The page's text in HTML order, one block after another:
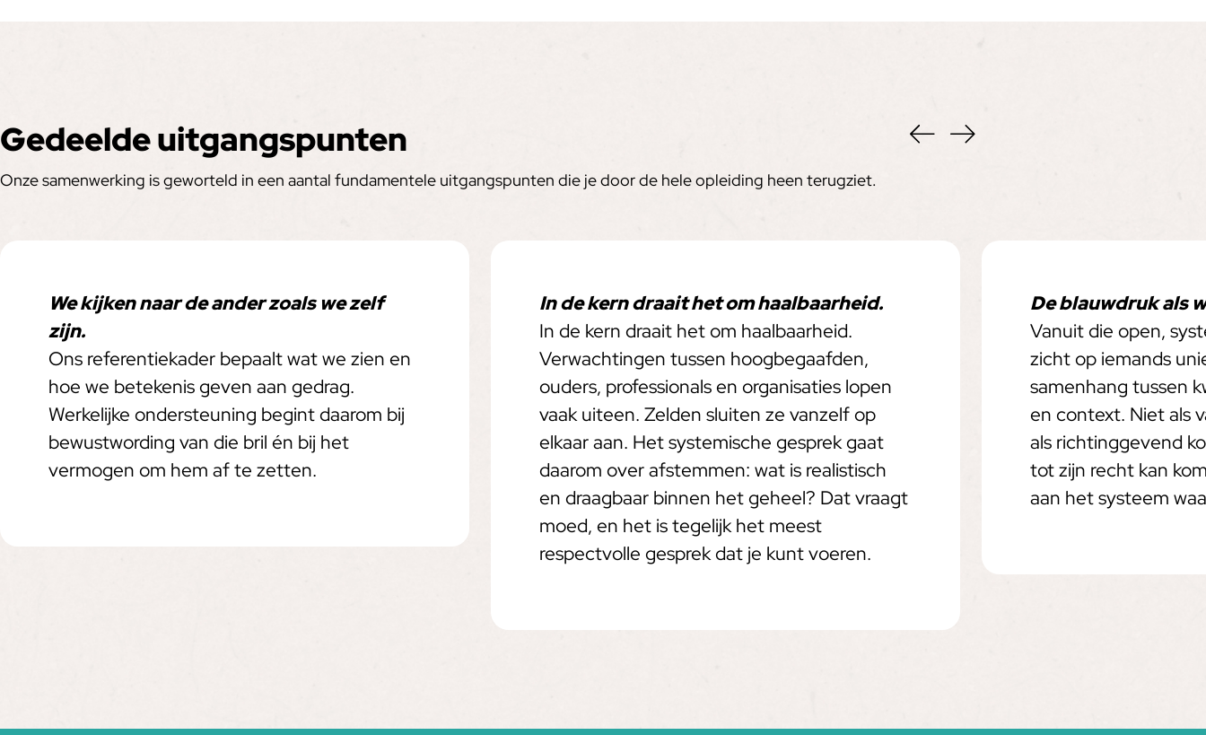
Gedeelde uitgangspunten
Onze samenwerking is geworteld in een aantal fundamentele uitgangspunten die je door de hele opleiding heen terugziet.
We kijken naar de ander zoals we zelf
zijn.
Ons referentiekader bepaalt wat we zien en
hoe we betekenis geven aan gedrag.
Werkelijke ondersteuning begint daarom bij
bewustwording van die bril én bij het
vermogen om hem af te zetten.
In de kern draait het om haalbaarheid.
In de kern draait het om haalbaarheid.
Verwachtingen tussen hoogbegaafden,
ouders, professionals en organisaties lopen
vaak uiteen. Zelden sluiten ze vanzelf op
elkaar aan. Het systemische gesprek gaat
daarom over afstemmen: wat is realistisch
en draagbaar binnen het geheel? Dat vraagt
moed, en het is tegelijk het meest
respectvolle gesprek dat je kunt voeren.
De blauwdruk als
Vanuit die open,
zicht op iemands
samenhang tussen
en context. Niet als
als richtinggevend
tot zijn recht kan
aan het systeem